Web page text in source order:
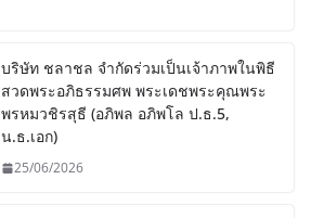
บริษัท ชลาชล จำกัดร่วมเป็นเจ้าภาพในพิธี
สวดพระอภิธรรมศพ พระเดชพระคุณพระ
พรหมวชิรสุธี (อภิพล อภิพโล ป.ธ.5,
น.ธ.เอก)
25/06/2026